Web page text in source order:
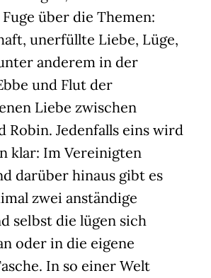
über die Themen:
unerfüllte Liebe, Lüge,
anderem in der
und Flut der
Liebe zwischen
Robin. Jedenfalls eins wird
klar: Im Vereinigten
darüber hinaus gibt es
zwei anständige
selbst die lügen sich
oder in die eigene
In so einer Welt